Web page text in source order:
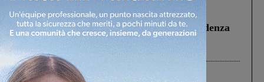
Figline Incisa Valdarno 1 Agosto 2026
Piscina di Figline finanziata oltre la scadenza
Pnrr, il gruppo di Fratelli d’Italia: “Un
ringraziamento al Governo”
Cronaca 4 Agosto 2026